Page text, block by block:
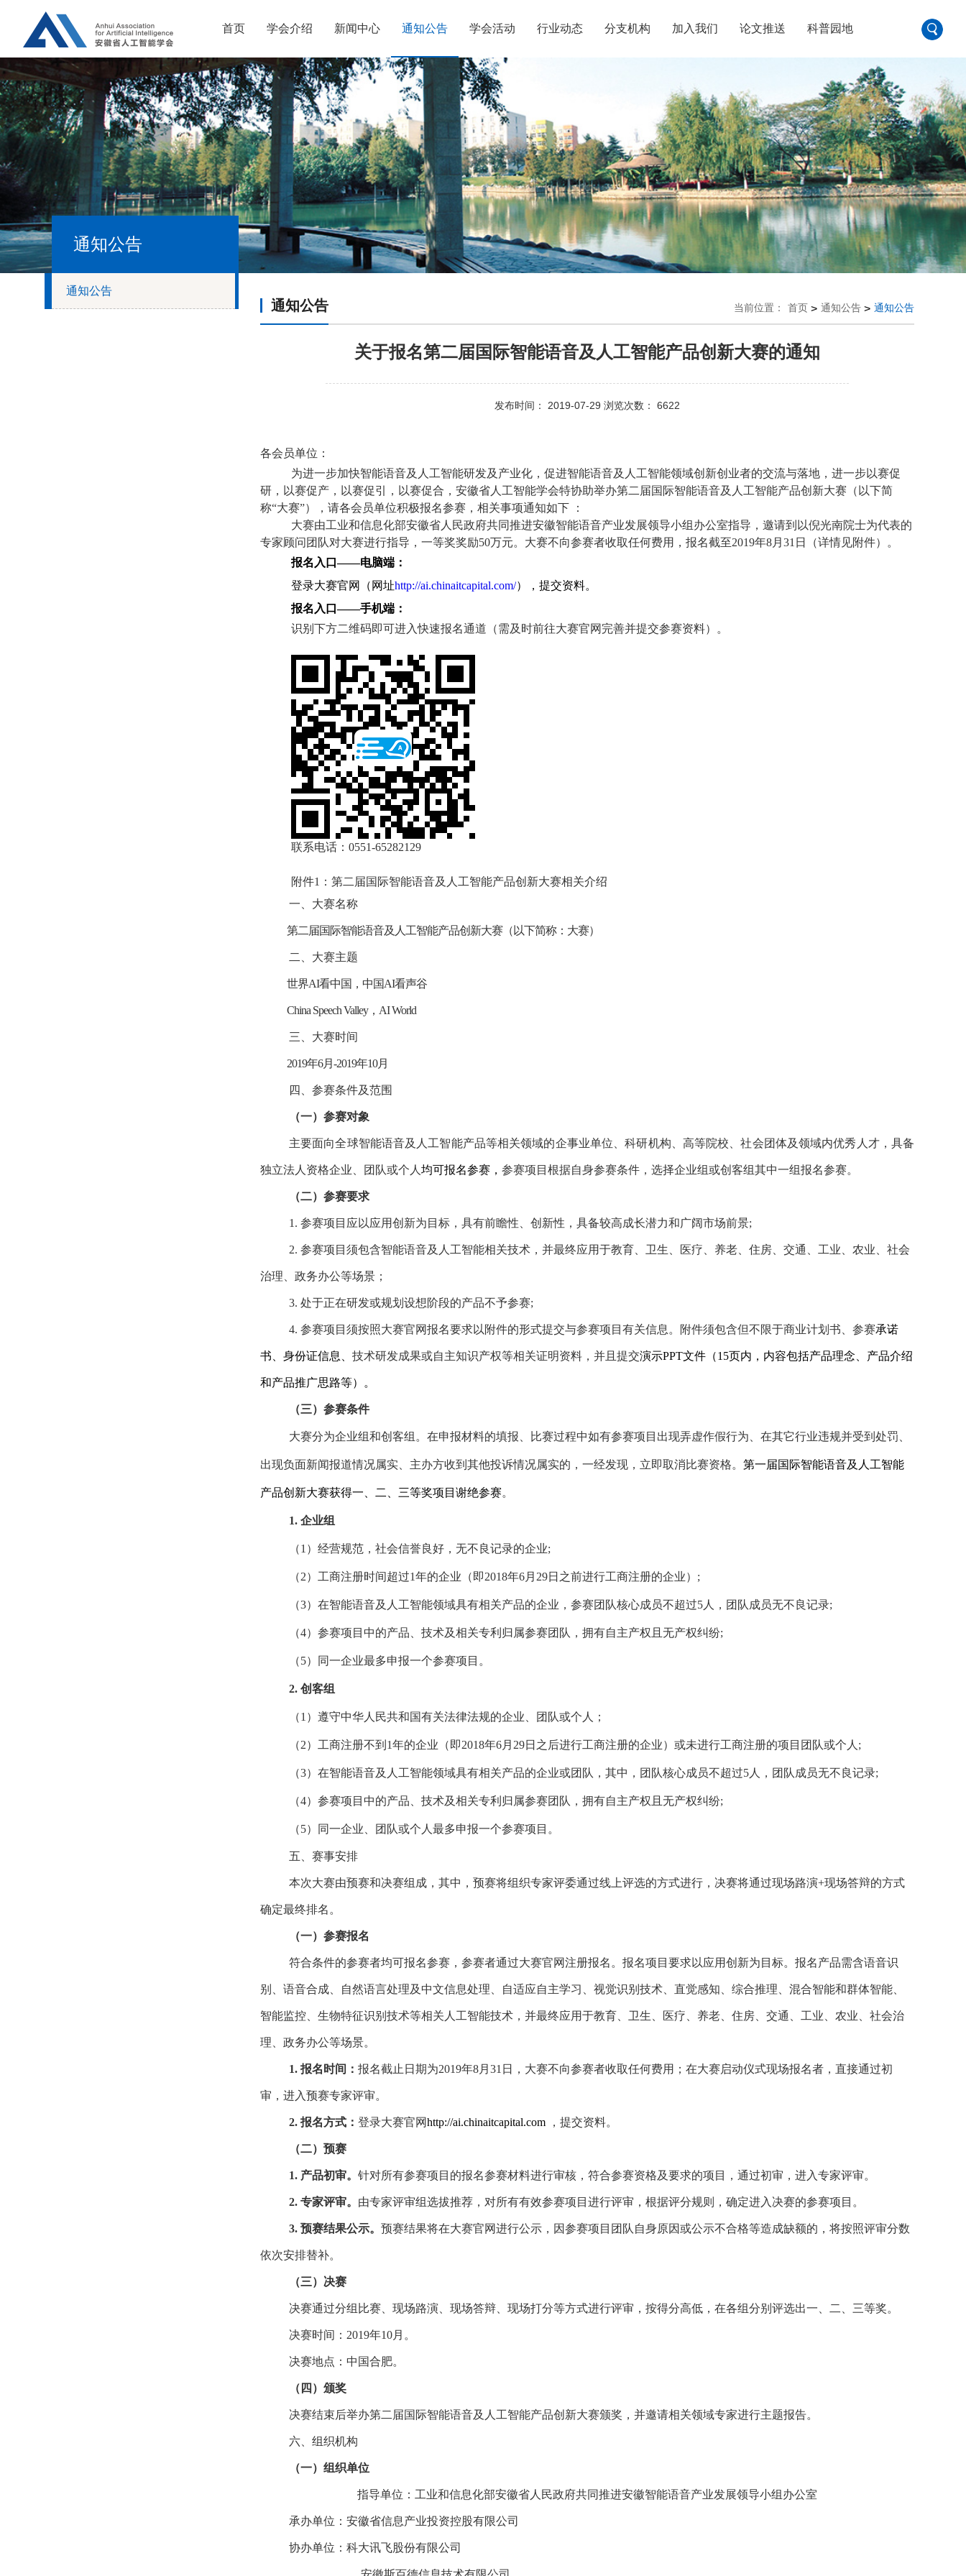
首页 学会介绍 新闻中心 通知公告 学会活动 行业动态 分支机构 加入我们 论文推送 科普园地
通知公告
通知公告
通知公告 当前位置： 首页 > 通知公告 > 通知公告
关于报名第二届国际智能语音及人工智能产品创新大赛的通知
发布时间： 2019-07-29 浏览次数： 6622
各会员单位：
为进一步加快智能语音及人工智能研发及产业化，促进智能语音及人工智能领域创新创业者的交流与落地，进一步以赛促
研，以赛促产，以赛促引，以赛促合，安徽省人工智能学会特协助举办第二届国际智能语音及人工智能产品创新大赛（以下简
称“大赛”），请各会员单位积极报名参赛，相关事项通知如下 ：
大赛由工业和信息化部安徽省人民政府共同推进安徽智能语音产业发展领导小组办公室指导，邀请到以倪光南院士为代表的
专家顾问团队对大赛进行指导，一等奖奖励50万元。大赛不向参赛者收取任何费用，报名截至2019年8月31日（详情见附件）。
报名入口——电脑端：
登录大赛官网（网址http://ai.chinaitcapital.com/） ， 提交资料。
报名入口——手机端：
识别下方二维码即可进入快速报名通道（需及时前往大赛官网完善并提交参赛资料）。
联系电话：0551-65282129
附件1：第二届国际智能语音及人工智能产品创新大赛相关介绍
一、大赛名称
第二届国际智能语音及人工智能产品创新大赛（以下简称：大赛）
二、大赛主题
世界AI看中国，中国AI看声谷
China Speech Valley， AI World
三、大赛时间
2019年6月-2019年10月
四、参赛条件及范围
（一）参赛对象
主要面向全球智能语音及人工智能产品等相关领域的企事业单位、科研机构、高等院校、社会团体及领域内优秀人才，具备
独立法人资格企业、团队或个人 均可报名参赛， 参赛项目根据自身参赛条件，选择企业组或创客组其中一组报名参赛。
（二）参赛要求
1. 参赛项目应以应用创新为目标，具有前瞻性、创新性，具备较高成长潜力和广阔市场前景;
2. 参赛项目须包含智能语音及人工智能相关技术，并最终应用于教育、卫生、医疗、养老、住房、交通、工业、农业、社会
治理、政务办公等场景；
3. 处于正在研发或规划设想阶段的产品不予参赛;
4. 参赛项目须按照大赛官网报名要求以附件的形式提交与参赛项目有关信息。附件须包含但不限于商业计划书、参赛承诺
书、身份证信息、 技术研发成果或自主知识产权等相关证明资料，并且提交演示PPT文件（15页内，内容包括产品理念、产品介绍
和产品推广思路等）。
（三）参赛条件
大赛分为企业组和创客组。在申报材料的填报、比赛过程中如有参赛项目出现弄虚作假行为、在其它行业违规并受到处罚、
出现负面新闻报道情况属实、主办方收到其他投诉情况属实的，一经发现，立即取消比赛资格。 第一届国际智能语音及人工智能
产品创新大赛获得一、二、三等奖项目谢绝参赛。
1. 企业组
（1 ）经营规范，社会信誉良好，无不良记录的企业;
（2）工商注册时间超过1年的企业（即2018年6月 29日之前进行工商注册的企业） ;
（3）在智能语音及人工智能领域具有相关产品的企业，参赛团队核心成员不超过5 人，团队成员无不良记录;
（4）参赛项目中的产品、技术及相关专利归属参赛团队，拥有自主产权且无产权纠纷;
（5）同一企业最多申报一个参赛项目。
2. 创客组
（1 ）遵守中华人民共和国有关法律法规的企业、团队或个人；
（2）工商注册不到 1年的企业（即2018年6月 29日之后进行工商注册的企业）或未进行工商注册的项目团队或个人 ;
（3）在智能语音及人工智能领域具有相关产品的企业或团队，其中，团队核心成员不超过5 人，团队成员无不良记录;
（4）参赛项目中的产品、技术及相关专利归属参赛团队，拥有自主产权且无产权纠纷;
（5）同一企业、团队或个人最多申报一个参赛项目。
五、赛事安排
本次大赛由预赛和决赛组成，其中，预赛将组织专家评委通过线上评选的方式进行，决赛将通过现场路演+现场答辩的方式
确定最终排名。
（一）参赛报名
符合条件的参赛者均可报名参赛，参赛者通过大赛官网注册报名。报名项目要求以应用创新为目标。报名产品需含语音识
别、语音合成、自然语言处理及中文信息处理、自适应自主学习、视觉识别技术、直觉感知、综合推理、混合智能和群体智能、
智能监控、生物特征识别技术等相关人工智能技术，并最终应用于教育、卫生、医疗、养老、住房、交通、工业、农业、社会治
理、政务办公等场景。
1. 报名时间： 报名截止日期为2019年8月 31 日，大赛不向参赛者收取任何费用；在大赛启动仪式现场报名者，直接通过初
审，进入预赛专家评审。
2. 报名方式： 登录大赛官网http://ai.chinaitcapital.com ，提交资料。
（二）预赛
1. 产品初审。 针对所有参赛项目的报名参赛材料进行审核，符合参赛资格及要求的项目，通过初审，进入专家评审。
2. 专家评审。 由专家评审组选拔推荐，对所有有效参赛项目进行评审，根据评分规则，确定进入决赛的参赛项目。
3. 预赛结果公示。 预赛结果将在大赛官网进行公示，因参赛项目团队自身原因或公示不合格等造成缺额的，将按照评审分数
依次安排替补。
（三）决赛
决赛通过分组比赛、现场路演、现场答辩、现场打分等方式进行评审，按得分高低，在各组分别评选出一、二、三等奖。
决赛时间： 2019年10月。
决赛地点：中国合肥。
（四）颁奖
决赛结束后举办第二届国际智能语音及人工智能产品创新大赛颁奖，并邀请相关领域专家进行主题报告。
六、组织机构
（一）组织单位
指导单位：工业和信息化部安徽省人民政府共同推进安徽智能语音产业发展领导小组办公室
承办单位：安徽省信息产业投资控股有限公司
协办单位：科大讯飞股份有限公司